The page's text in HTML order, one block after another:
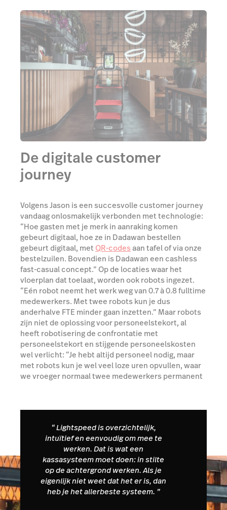
De digitale customer
journey
Volgens Jason is een succesvolle customer journey
vandaag onlosmakelijk verbonden met technologie:
“Hoe gasten met je merk in aanraking komen
gebeurt digitaal, hoe ze in Dadawan bestellen
gebeurt digitaal, met QR-codesaan tafel of via onze
bestelzuilen. Bovendien is Dadawan een cashless
fast-casual concept.” Op de locaties waar het
vloerplan dat toelaat, worden ook robots ingezet.
“Eén robot neemt het werk weg van 0.7 à 0.8 fulltime
medewerkers. Met twee robots kun je dus
anderhalve FTE minder gaan inzetten.” Maar robots
zijn niet de oplossing voor personeelstekort, al
heeft robotisering de confrontatie met
personeelstekort en stijgende personeelskosten
wel verlicht: “Je hebt altijd personeel nodig, maar
met robots kun je wel veel loze uren opvullen, waar
we vroeger normaal twee medewerkers permanent
“Lightspeed is overzichtelijk,
intuïtief en eenvoudig om mee te
werken. Dat is wat een
kassasysteem moet doen: in stilte
op de achtergrond werken. Als je
eigenlijk niet weet dat het er is, dan
heb je het allerbeste systeem. ”